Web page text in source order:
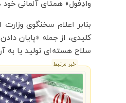
وادِفول» همتای آلمانی خود
بنابر اعلام سخنگوی
کلیدی، از جمله «پایان
سلاح هسته‌ای تولید یا به
خبر مرتبط